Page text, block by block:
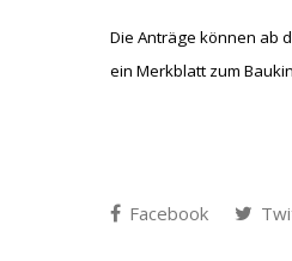
Die Anträge können ab
ein Merkblatt zum
Facebook